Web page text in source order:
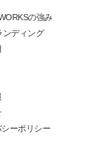
の強み
ンディング
ーポリシー